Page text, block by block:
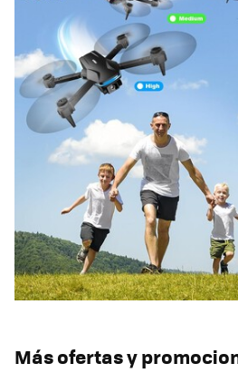
Más ofertas y